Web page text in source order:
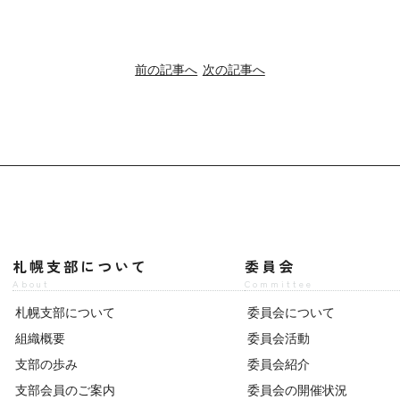
前の記事へ 次の記事へ
札幌支部について
About
札幌支部について
組織概要
支部の歩み
支部会員のご案内
委員会
Committee
委員会について
委員会活動
委員会紹介
委員会の開催状況